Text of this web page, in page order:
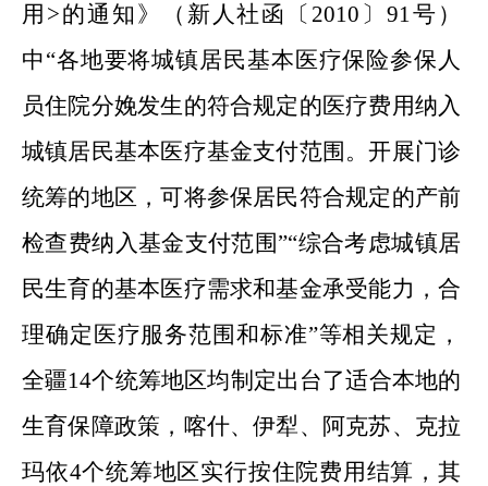
用>的通知》（新人社函〔2010〕91号）
中“各地要将城镇居民基本医疗保险参保人
员住院分娩发生的符合规定的医疗费用纳入
城镇居民基本医疗基金支付范围。开展门诊
统筹的地区，可将参保居民符合规定的产前
检查费纳入基金支付范围”“综合考虑城镇居
民生育的基本医疗需求和基金承受能力，合
理确定医疗服务范围和标准”等相关规定，
全疆14个统筹地区均制定出台了适合本地的
生育保障政策，喀什、伊犁、阿克苏、克拉
玛依4个统筹地区实行按住院费用结算，其